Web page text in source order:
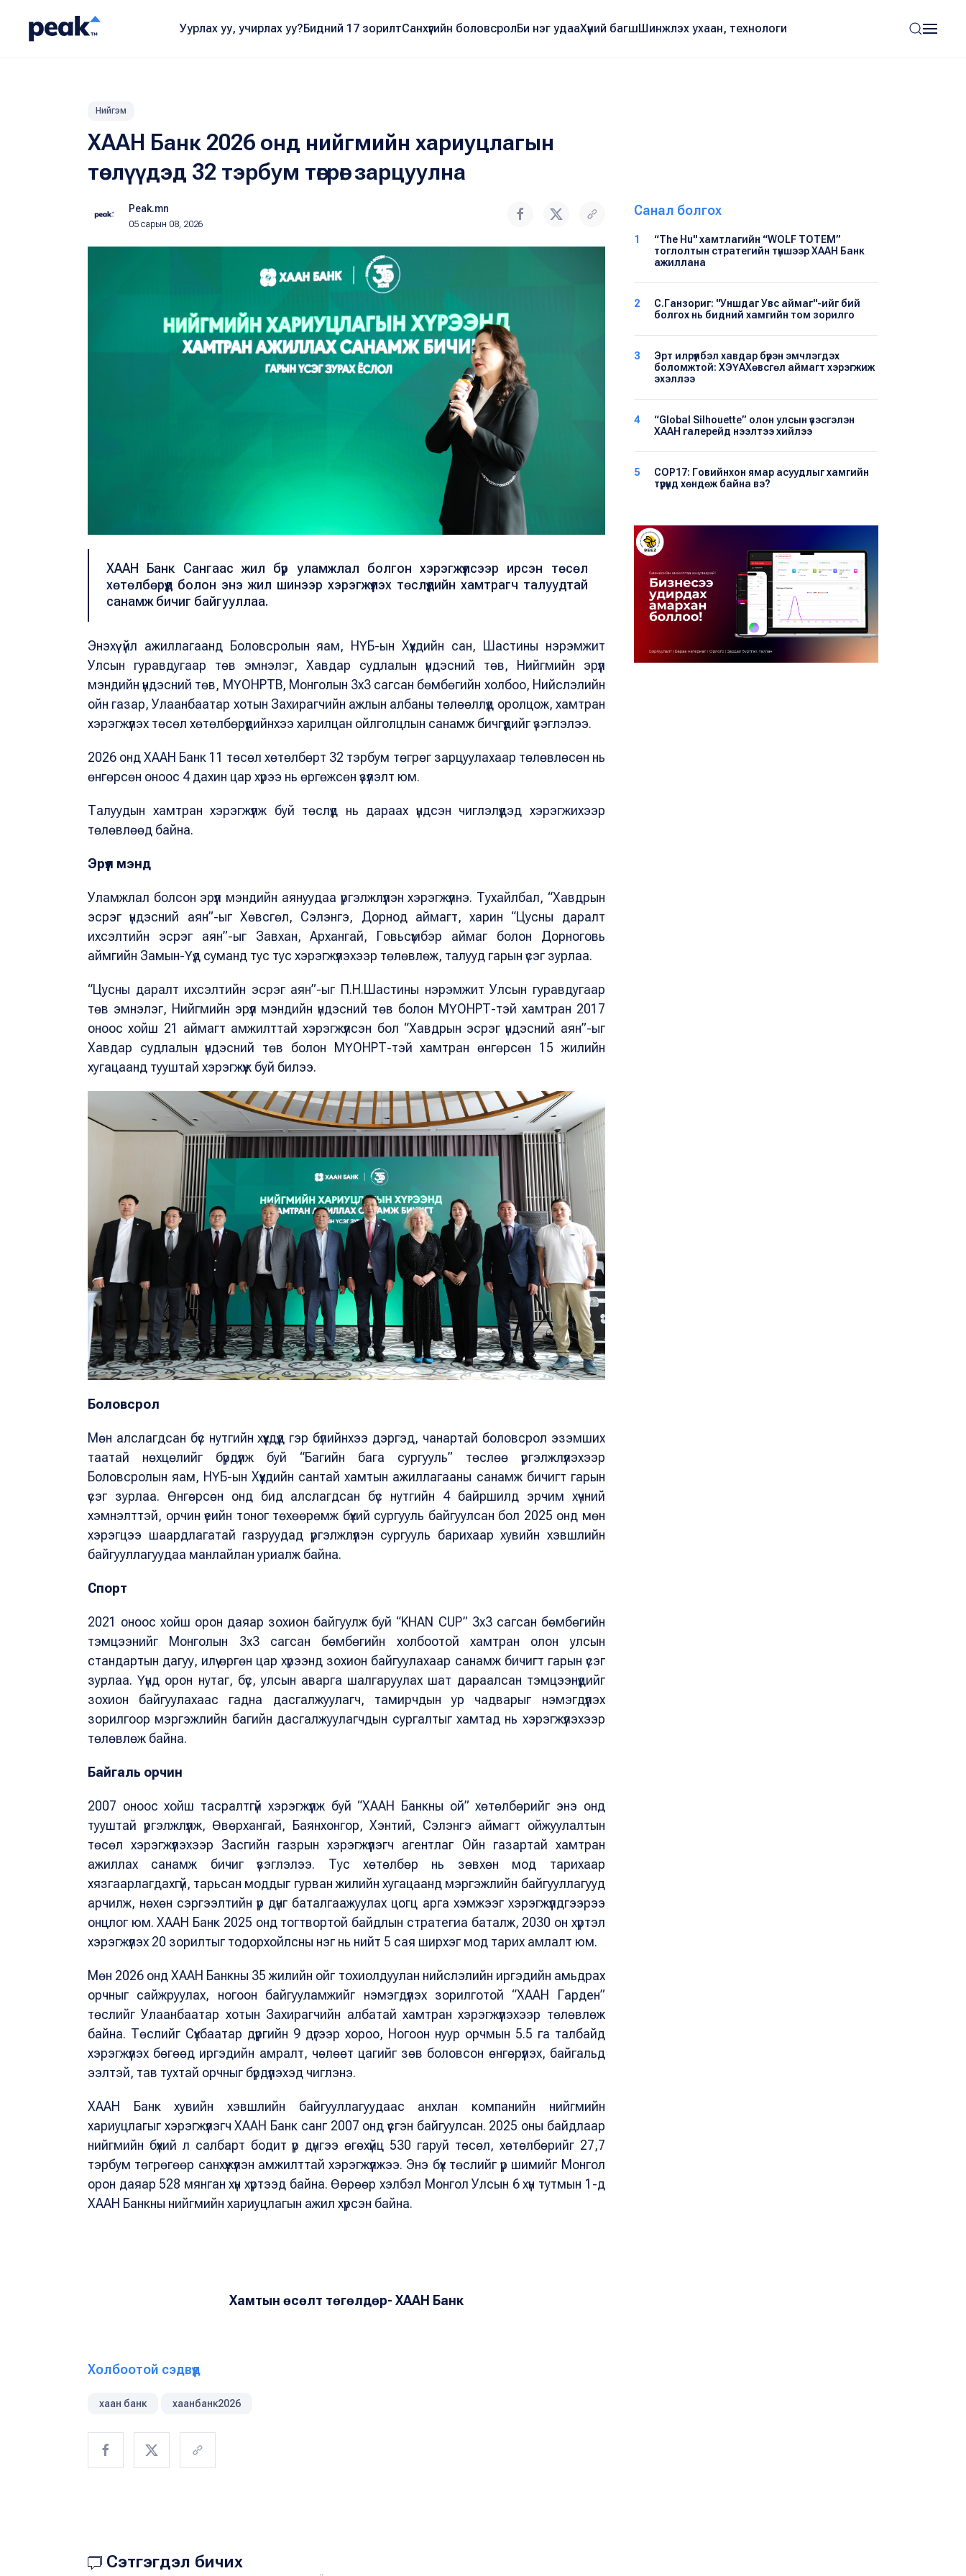
Уурлах уу, учирлах уу?Бидний 17 зорилтСанхүүгийн боловсролБи нэг удааХүний багшШинжлэх ухаан, технологи
Нийгэм
ХААН Банк 2026 онд нийгмийн хариуцлагын
төслүүдэд 32 тэрбум төгрөг зарцуулна
Peak.mn
05 сарын 08, 2026
ХААН Банк Сангаас жил бүр уламжлал болгон хэрэгжүүлсээр ирсэн төсөл
хөтөлбөрүүд болон энэ жил шинээр хэрэгжүүлэх төслүүдийн хамтрагч талуудтай
санамж бичиг байгууллаа.
Энэхүү үйл ажиллагаанд Боловсролын яам, НҮБ-ын Хүүхдийн сан, Шастины нэрэмжит
Улсын гуравдугаар төв эмнэлэг, Хавдар судлалын үндэсний төв, Нийгмийн эрүүл
мэндийн үндэсний төв, МҮОНРТВ, Монголын 3х3 сагсан бөмбөгийн холбоо, Нийслэлийн
ойн газар, Улаанбаатар хотын Захирагчийн ажлын албаны төлөөллүүд оролцож, хамтран
хэрэгжүүлэх төсөл хөтөлбөрүүдийнхээ харилцан ойлголцлын санамж бичгүүдийг үзэглэлээ.
2026 онд ХААН Банк 11 төсөл хөтөлбөрт 32 тэрбум төгрөг зарцуулахаар төлөвлөсөн нь
өнгөрсөн оноос 4 дахин цар хүрээ нь өргөжсөн үзүүлэлт юм.
Талуудын хамтран хэрэгжүүлж буй төслүүд нь дараах үндсэн чиглэлүүдэд хэрэгжихээр
төлөвлөөд байна.
Эрүүл мэнд
Уламжлал болсон эрүүл мэндийн аянуудаа үргэлжлүүлэн хэрэгжүүлнэ. Тухайлбал, “Хавдрын
эсрэг үндэсний аян”-ыг Хөвсгөл, Сэлэнгэ, Дорнод аймагт, харин “Цусны даралт
ихсэлтийн эсрэг аян”-ыг Завхан, Архангай, Говьсүмбэр аймаг болон Дорноговь
аймгийн Замын-Үүд суманд тус тус хэрэгжүүлэхээр төлөвлөж, талууд гарын үсэг зурлаа.
“Цусны даралт ихсэлтийн эсрэг аян”-ыг П.Н.Шастины нэрэмжит Улсын гуравдугаар
төв эмнэлэг, Нийгмийн эрүүл мэндийн үндэсний төв болон МҮОНРТ-тэй хамтран 2017
оноос хойш 21 аймагт амжилттай хэрэгжүүлсэн бол “Хавдрын эсрэг үндэсний аян”-ыг
Хавдар судлалын үндэсний төв болон МҮОНРТ-тэй хамтран өнгөрсөн 15 жилийн
хугацаанд тууштай хэрэгжүүж буй билээ.
Боловсрол
Мөн алслагдсан бүс нутгийн хүүхдүүд гэр бүлийнхээ дэргэд, чанартай боловсрол эзэмших
таатай нөхцөлийг бүрдүүлж буй “Багийн бага сургууль” төслөө үргэлжлүүлэхээр
Боловсролын яам, НҮБ-ын Хүүхдийн сантай хамтын ажиллагааны санамж бичигт гарын
үсэг зурлаа. Өнгөрсөн онд бид алслагдсан бүс нутгийн 4 байршилд эрчим хүчний
хэмнэлттэй, орчин үеийн тоног төхөөрөмж бүхий сургууль байгуулсан бол 2025 онд мөн
хэрэгцээ шаардлагатай газруудад үргэлжлүүлэн сургууль барихаар хувийн хэвшлийн
байгууллагуудаа манлайлан уриалж байна.
Спорт
2021 оноос хойш орон даяар зохион байгуулж буй “KHAN CUP” 3х3 сагсан бөмбөгийн
тэмцээнийг Монголын 3х3 сагсан бөмбөгийн холбоотой хамтран олон улсын
стандартын дагуу, илүү өргөн цар хүрээнд зохион байгуулахаар санамж бичигт гарын үсэг
зурлаа. Үүнд орон нутаг, бүс, улсын аварга шалгаруулах шат дараалсан тэмцээнүүдийг
зохион байгуулахаас гадна дасгалжуулагч, тамирчдын ур чадварыг нэмэгдүүлэх
зорилгоор мэргэжлийн багийн дасгалжуулагчдын сургалтыг хамтад нь хэрэгжүүлэхээр
төлөвлөж байна.
Байгаль орчин
2007 оноос хойш тасралтгүй хэрэгжүүлж буй “ХААН Банкны ой” хөтөлбөрийг энэ онд
тууштай үргэлжлүүлж, Өвөрхангай, Баянхонгор, Хэнтий, Сэлэнгэ аймагт ойжуулалтын
төсөл хэрэгжүүлэхээр Засгийн газрын хэрэгжүүлэгч агентлаг Ойн газартай хамтран
ажиллах санамж бичиг үзэглэлээ. Тус хөтөлбөр нь зөвхөн мод тарихаар
хязгаарлагдахгүй, тарьсан моддыг гурван жилийн хугацаанд мэргэжлийн байгууллагууд
арчилж, нөхөн сэргээлтийн үр дүнг баталгаажуулах цогц арга хэмжээг хэрэгжүүлдгээрээ
онцлог юм. ХААН Банк 2025 онд тогтвортой байдлын стратегиа баталж, 2030 он хүртэл
хэрэгжүүлэх 20 зорилтыг тодорхойлсны нэг нь нийт 5 сая ширхэг мод тарих амлалт юм.
Мөн 2026 онд ХААН Банкны 35 жилийн ойг тохиолдуулан нийслэлийн иргэдийн амьдрах
орчныг сайжруулах, ногоон байгууламжийг нэмэгдүүлэх зорилготой “ХААН Гарден”
төслийг Улаанбаатар хотын Захирагчийн албатай хамтран хэрэгжүүлэхээр төлөвлөж
байна. Төслийг Сүхбаатар дүүргийн 9 дүгээр хороо, Ногоон нуур орчмын 5.5 га талбайд
хэрэгжүүлэх бөгөөд иргэдийн амралт, чөлөөт цагийг зөв боловсон өнгөрүүлэх, байгальд
ээлтэй, тав тухтай орчныг бүрдүүлэхэд чиглэнэ.
ХААН Банк хувийн хэвшлийн байгууллагуудаас анхлан компанийн нийгмийн
хариуцлагыг хэрэгжүүлэгч ХААН Банк санг 2007 онд үүсгэн байгуулсан. 2025 оны байдлаар
нийгмийн бүхий л салбарт бодит үр дүнгээ өгөхүйц 530 гаруй төсөл, хөтөлбөрийг 27,7
тэрбум төгрөгөөр санхүүжүүлэн амжилттай хэрэгжүүлжээ. Энэ бүх төслийг үр шимийг Монгол
орон даяар 528 мянган хүн хүртээд байна. Өөрөөр хэлбэл Монгол Улсын 6 хүн тутмын 1-д
ХААН Банкны нийгмийн хариуцлагын ажил хүрсэн байна.
Хамтын өсөлт төгөлдөр- ХААН Банк
Холбоотой сэдвүүд
хаан банк хаанбанк2026
Сэтгэгдэл бичих
Санал болгох
1
“The Hu" хамтлагийн “WOLF TOTEM”
тоглолтын стратегийн түншээр ХААН Банк
ажиллана
2
С.Ганзориг: "Уншдаг Увс аймаг"-ийг бий
болгох нь бидний хамгийн том зорилго
3
Эрт илрүүлбэл хавдар бүрэн эмчлэгдэх
боломжтой: ХЭҮА​Хөвсгөл аймагт хэрэгжиж
эхэллээ
4
“Global Silhouette” олон улсын үзэсгэлэн
ХААН галерейд нээлтээ хийлээ
5
COP17: Говийнхон ямар асуудлыг хамгийн
түрүүнд хөндөж байна вэ?